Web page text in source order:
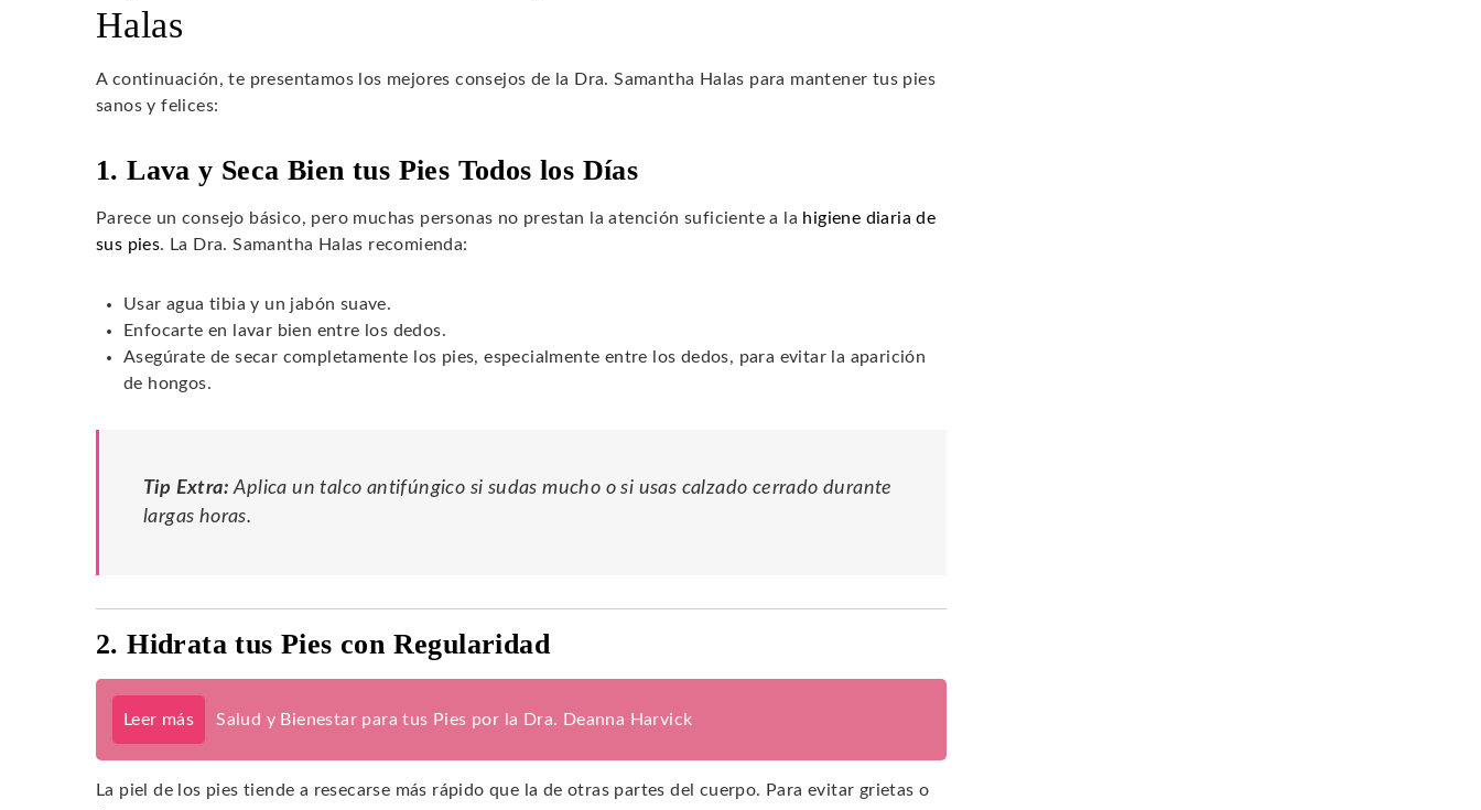
Halas
A continuación, te presentamos los mejores consejos de la Dra. Samantha Halas para mantener tus pies
sanos y felices:
1. Lava y Seca Bien tus Pies Todos los Días
Parece un consejo básico, pero muchas personas no prestan la atención suficiente a la higiene diaria de
sus pies. La Dra. Samantha Halas recomienda:
Usar agua tibia y un jabón suave.
Enfocarte en lavar bien entre los dedos.
Asegúrate de secar completamente los pies, especialmente entre los dedos, para evitar la aparición
de hongos.
Tip Extra: Aplica un talco antifúngico si sudas mucho o si usas calzado cerrado durante
largas horas.
2. Hidrata tus Pies con Regularidad
Leer más Salud y Bienestar para tus Pies por la Dra. Deanna Harvick
La piel de los pies tiende a resecarse más rápido que la de otras partes del cuerpo. Para evitar grietas o